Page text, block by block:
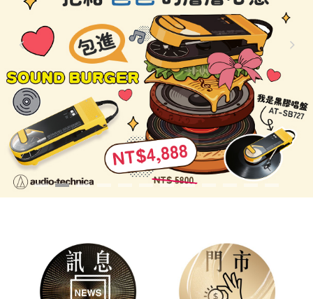
品牌
耳機
喇叭
黑膠
訊源DAC耳擴
其他類型
門市資訊